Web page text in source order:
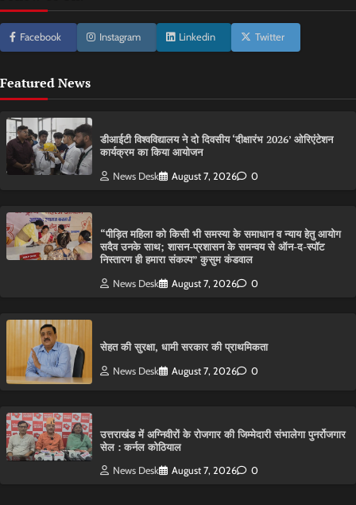
Facebook Instagram Linkedin Twitter
Featured News
डीआईटी विश्वविद्यालय ने दो दिवसीय ‘दीक्षारंभ 2026’ ओरिएंटेशन
कार्यक्रम का किया आयोजन
News Desk August 7, 2026 0
“पीड़ित महिला को किसी भी समस्या के समाधान व न्याय हेतु आयोग
सदैव उनके साथ; शासन-प्रशासन के समन्वय से ऑन-द-स्पॉट
निस्तारण ही हमारा संकल्प” कुसुम कंडवाल
News Desk August 7, 2026 0
सेहत की सुरक्षा, धामी सरकार की प्राथमिकता
News Desk August 7, 2026 0
उत्तराखंड में अग्निवीरों के रोजगार की जिम्मेदारी संभालेगा पुनर्रोजगार
सेल : कर्नल कोठियाल
News Desk August 7, 2026 0